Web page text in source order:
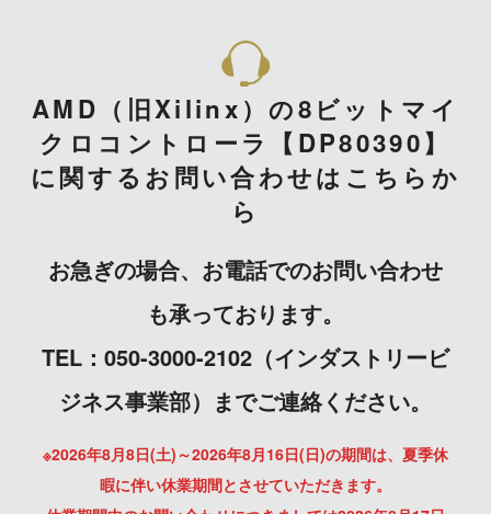
AMD（旧Xilinx）の8ビットマイ
クロコントローラ【DP80390】
に関するお問い合わせはこちらか
ら
お急ぎの場合、お電話でのお問い合わせ
も承っております。
TEL：050-3000-2102（インダストリービ
ジネス事業部）までご連絡ください。
※2026年8月8日(土)～2026年8月16日(日)の期間は、夏季休
暇に伴い休業期間とさせていただきます。